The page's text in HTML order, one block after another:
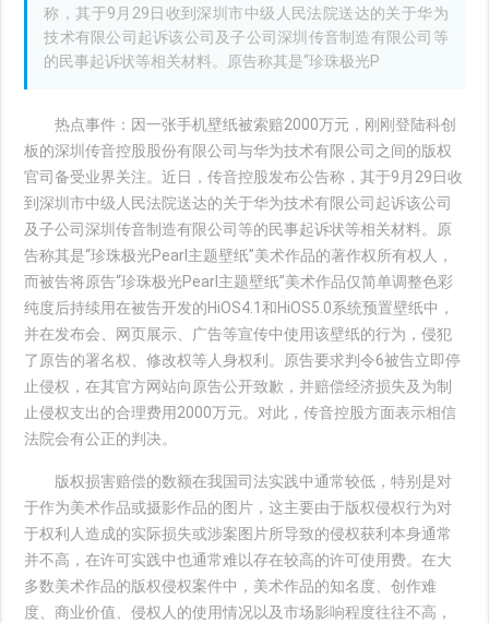
称，其于9月29日收到深圳市中级人民法院送达的关于华为
技术有限公司起诉该公司及子公司深圳传音制造有限公司等
的民事起诉状等相关材料。原告称其是“珍珠极光P
热点事件：因一张手机壁纸被索赔2000万元，刚刚登陆科创
板的深圳传音控股股份有限公司与华为技术有限公司之间的版权
官司备受业界关注。近日，传音控股发布公告称，其于9月29日收
到深圳市中级人民法院送达的关于华为技术有限公司起诉该公司
及子公司深圳传音制造有限公司等的民事起诉状等相关材料。原
告称其是“珍珠极光Pearl主题壁纸”美术作品的著作权所有权人，
而被告将原告“珍珠极光Pearl主题壁纸”美术作品仅简单调整色彩
纯度后持续用在被告开发的HiOS4.1和HiOS5.0系统预置壁纸中，
并在发布会、网页展示、广告等宣传中使用该壁纸的行为，侵犯
了原告的署名权、修改权等人身权利。原告要求判令6被告立即停
止侵权，在其官方网站向原告公开致歉，并赔偿经济损失及为制
止侵权支出的合理费用2000万元。对此，传音控股方面表示相信
法院会有公正的判决。
版权损害赔偿的数额在我国司法实践中通常较低，特别是对
于作为美术作品或摄影作品的图片，这主要由于版权侵权行为对
于权利人造成的实际损失或涉案图片所导致的侵权获利本身通常
并不高，在许可实践中也通常难以存在较高的许可使用费。在大
多数美术作品的版权侵权案件中，美术作品的知名度、创作难
度、商业价值、侵权人的使用情况以及市场影响程度往往不高，